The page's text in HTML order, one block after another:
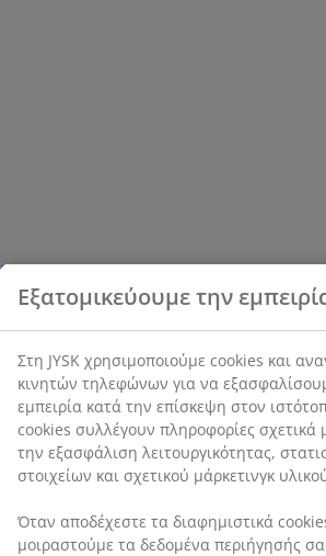
Εξατομικεύουμε την
Στη JYSK χρησιμοποιούμε cookies και
κινητών τηλεφώνων για να
εμπειρία κατά την επίσκεψη στον
cookies συλλέγουν πληροφορίες σχετικά
την εξασφάλιση λειτουργικότητας,
στοιχείων και σχετικού μάρκετινγκ
Όταν αποδέχεστε τα διαφημιστικά
μοιραστούμε τα δεδομένα περιήγησής